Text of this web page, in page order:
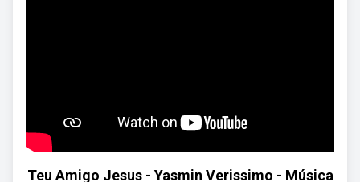
Teu Amigo Jesus - Yasmin Verissimo - Música